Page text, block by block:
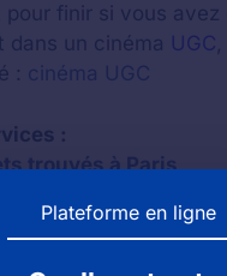
pour finir si vous avez
dans un cinéma UGC
: cinéma UGC
:
trouvés à Paris
un objet au
DES-FOSSÉS :
Plateforme en ligne